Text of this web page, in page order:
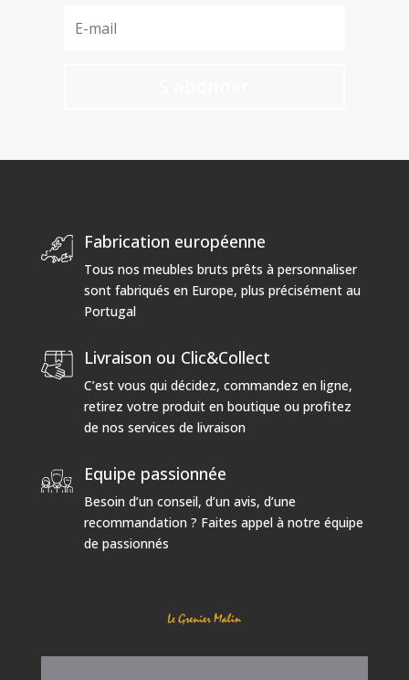
Fabrication européenne
Tous nos meubles bruts prêts à personnaliser
sont fabriqués en Europe, plus précisément au
Portugal
Livraison ou Clic&Collect
C’est vous qui décidez, commandez en ligne,
retirez votre produit en boutique ou profitez
de nos services de livraison
Equipe passionnée
Besoin d’un conseil, d’un avis, d’une
recommandation ? Faites appel à notre équipe
de passionnés